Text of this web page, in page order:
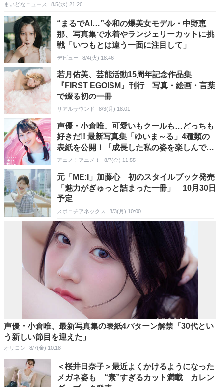
まいどなニュース 8/5(水) 21:20
“まるでAI…”令和の爆美女モデル・中野恵
那、写真集で水着やランジェリーカットに挑
戦「いつもとは違う一面に注目して」
デビュー 8/4(火) 18:46
若月佑美、芸能活動15周年記念作品集
『FIRST EGOISM』刊行 写真・絵画・言葉
で綴る初の一冊
リアルサウンド 8/3(月) 18:01
声優・小倉唯、可愛いもクールも…どっちも
好きだ!! 最新写真集「ゆいま～る」4種類の
表紙を公開！「成長した私の姿を楽しんでい
ただけたら」
アニメ！アニメ！ 8/7(金) 11:55
元「ME:I」加藤心 初のスタイルブック発売
「魅力がぎゅっと詰まった一冊」 10月30日
予定
スポニチアネックス 8/3(月) 10:00
声優・小倉唯、最新写真集の表紙4パターン解禁「30代とい
う新しい節目を迎えた」
オリコン 8/7(金) 10:18
＜桜井日奈子＞最近よくかけるようになった
メガネ姿も “素”すぎるカット満載 カレン